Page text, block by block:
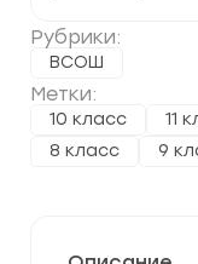
Рубрики:
ВСОШ
Метки:
10 класс 11
8 класс
9